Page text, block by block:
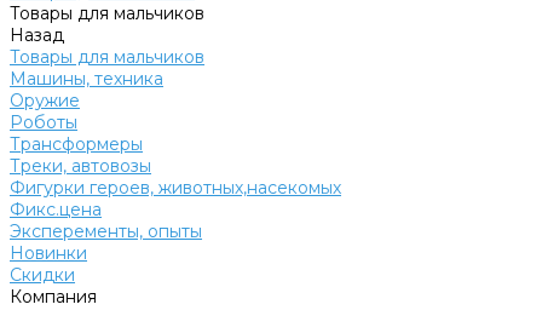
Товары для мальчиков
Назад
Товары для мальчиков
Машины, техника
Оружие
Роботы
Трансформеры
Треки, автовозы
Фигурки героев, животных,насекомых
Фикс.цена
Эксперементы, опыты
Новинки
Скидки
Компания